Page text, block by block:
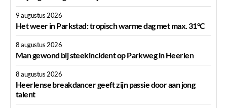
9 augustus 2026
Het weer in Parkstad: tropisch warme dag met max. 31°C
8 augustus 2026
Man gewond bij steekincident op Parkweg in Heerlen
8 augustus 2026
Heerlense breakdancer geeft zijn passie door aan jong
talent